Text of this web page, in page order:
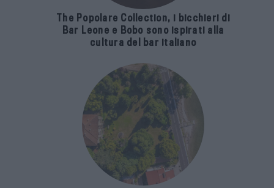
The Popolare Collection, i bicchieri di
Bar Leone e Bobo sono ispirati alla
cultura del bar italiano